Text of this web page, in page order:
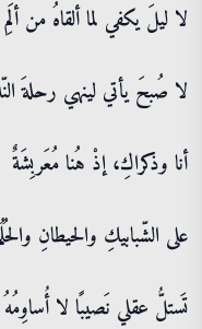
لا ليلَ يكفي لما ألقاهُ من ألَمِ
لا صُبحَ يأتي لينهي رحلةَ
أنا وذكراكِ، إذْ هُنا مُعَربِشَةٌ
على الشّبابيكِ والحيطانِ
تَستلُّ عقلي نَصيبًا لا أُساوِمُهُ